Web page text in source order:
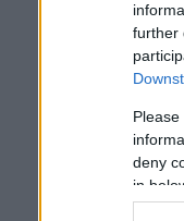
further
deny
in